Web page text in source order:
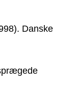
Danske